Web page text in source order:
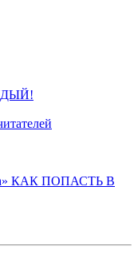
КАК ПОПАСТЬ В